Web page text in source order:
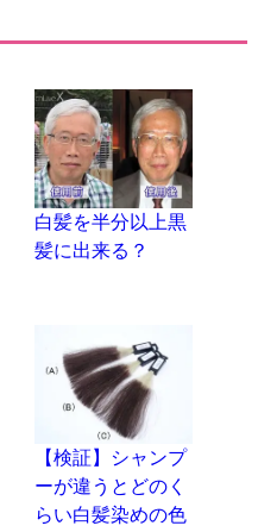
白髪を半分以上黒
髪に出来る？
【検証】シャンプ
ーが違うとどのく
らい白髪染めの色